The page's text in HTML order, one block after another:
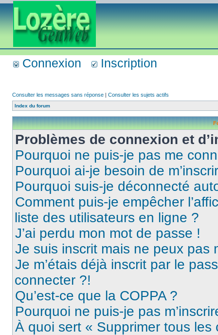
Connexion Inscription
Consulter les messages sans réponse | Consulter les sujets actifs
Index du forum
Problèmes de connexion et
Pourquoi ne puis-je pas me
Pourquoi ai-je besoin de
Pourquoi suis-je déconnecté
Comment puis-je empêcher
liste des utilisateurs en ligne ?
J’ai perdu mon mot de passe !
Je suis inscrit mais ne peux pas
Je m’étais déjà inscrit par le
connecter ?!
Qu’est-ce que la COPPA ?
Pourquoi ne puis-je pas
À quoi sert « Supprimer tous les